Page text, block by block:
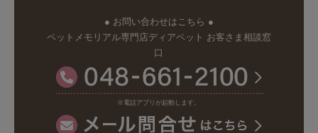
● お問い合わせはこちら ●
ペットメモリアル専門店ディアペット お客さま相談窓
口
※電話アプリが起動します。